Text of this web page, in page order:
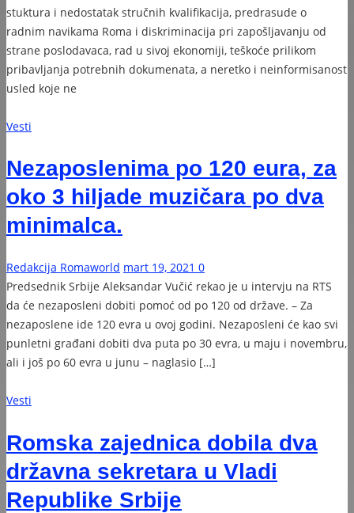
stuktura i nedostatak stručnih kvalifikacija, predrasude o
radnim navikama Roma i diskriminacija pri zapošljavanju od
strane poslodavaca, rad u sivoj ekonomiji, teškoće prilikom
pribavljanja potrebnih dokumenata, a neretko i neinformisanost
usled koje ne
Vesti
Nezaposlenima po 120 eura, za
oko 3 hiljade muzičara po dva
minimalca.
Redakcija Romaworld mart 19, 2021 0
Predsednik Srbije Aleksandar Vučić rekao je u intervju na RTS
da će nezaposleni dobiti pomoć od po 120 od države. – Za
nezaposlene ide 120 evra u ovoj godini. Nezaposleni će kao svi
punletni građani dobiti dva puta po 30 evra, u maju i novembru,
ali i još po 60 evra u junu – naglasio […]
Vesti
Romska zajednica dobila dva
državna sekretara u Vladi
Republike Srbije